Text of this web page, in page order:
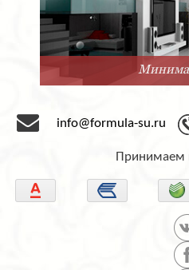
info@formula-su.ru
Принимаем